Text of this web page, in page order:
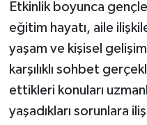
Etkinlik boyunca
eğitim hayatı, aile
yaşam ve kişisel
karşılıklı sohbet
ettikleri konuları
yaşadıkları sorunlara